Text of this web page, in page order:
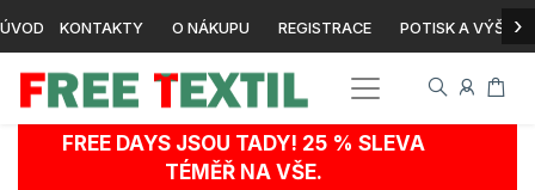
ÚVOD KONTAKTY O NÁKUPU REGISTRACE POTISK A ›
FREE DAYS JSOU TADY! 25 % SLEVA
TÉMĚŘ NA VŠE.